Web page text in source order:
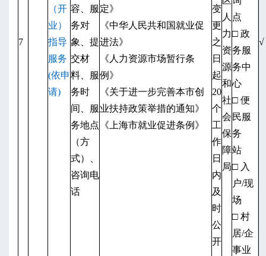
7
（开
业）
指导
服务
(依申
请)
容、服
务对
象、提
交材
料、服
务时
间、服
务地点
（方
式）、
咨询电
话
定》
《中华人民共和国就业促
进法》
《人力资源市场暂行条
例》
《关于进一步完善本市创
业扶持政策举措的通知》
《上海市就业促进条例》
变
更
之
日
起
20
个
工
作
日
内
及
时
公
开
人
力
资
源
和
社
会
保
障
局
点
□ 政
务服
务中
心
□ 便
民服
务
站
□ 入
户/现
场
□ 村
居/企
事业
√